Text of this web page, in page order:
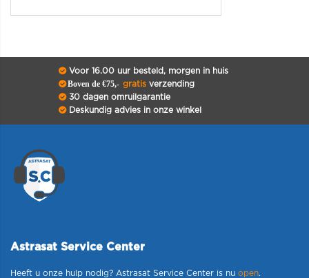
Voor 16.00 uur besteld, morgen in huis
Boven de €75,- gratisverzending
30 dagen omruilgarantie
Deskundig advies in onze winkel
Astrasat Service Center
Heeft u onze hulp nodig? Astrasat Service Center is nu open.